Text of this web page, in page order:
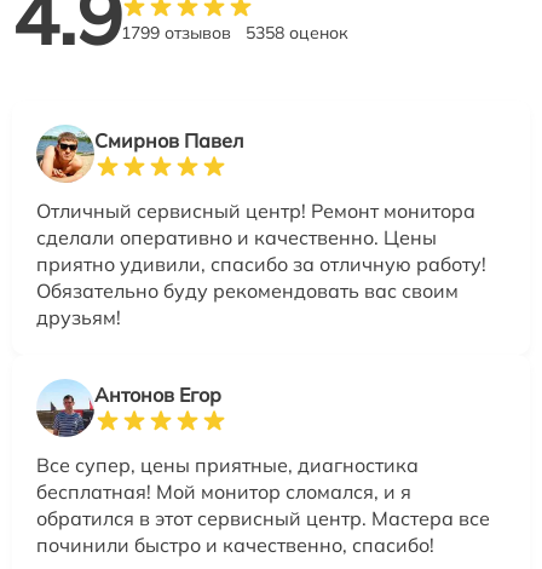
1799 отзывов 5358 оценок
Смирнов Павел
Отличный сервисный центр! Ремонт монитора
сделали оперативно и качественно. Цены
приятно удивили, спасибо за отличную работу!
Обязательно буду рекомендовать вас своим
друзьям!
Антонов Егор
Все супер, цены приятные, диагностика
бесплатная! Мой монитор сломался, и я
обратился в этот сервисный центр. Мастера все
починили быстро и качественно, спасибо!